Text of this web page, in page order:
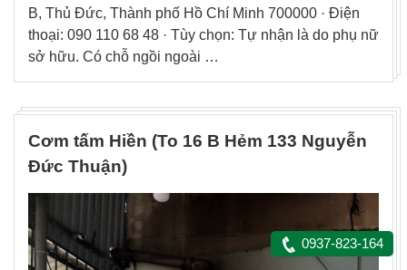
B, Thủ Đức, Thành phố Hồ Chí Minh 700000 · Điện
thoại: 090 110 68 48 · Tùy chọn: Tự nhận là do phụ nữ
sở hữu. Có chỗ ngồi ngoài …
Cơm tấm Hiền (To 16 B Hẻm 133 Nguyễn
Đức Thuận)
0937-823-164